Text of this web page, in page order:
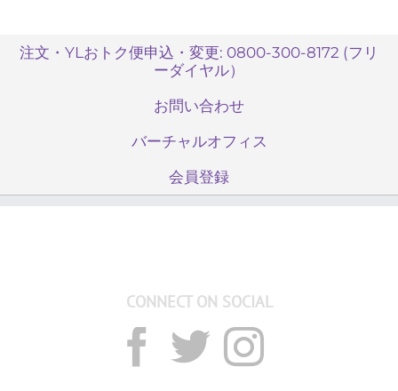
注文・YLおトク便申込・変更: 0800-300-8172 (フリ
ーダイヤル）
お問い合わせ
バーチャルオフィス
会員登録
CONNECT ON SOCIAL